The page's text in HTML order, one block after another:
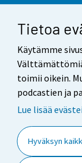
Tietoa
Käytämme
toimii oikein.
podcastien ja
Lue lisää
Hyväksyn
Yhteystiedot
Palaute
Käyttöehdot
Tietoa